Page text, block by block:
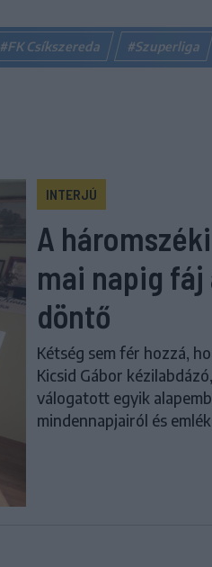
#FK Csíkszereda #Szuperliga
INTERJÚ
A
mai napig
döntő
Kétség sem fér hozzá,
Kicsid Gábor
válogatott egyik
mindennapjairól és